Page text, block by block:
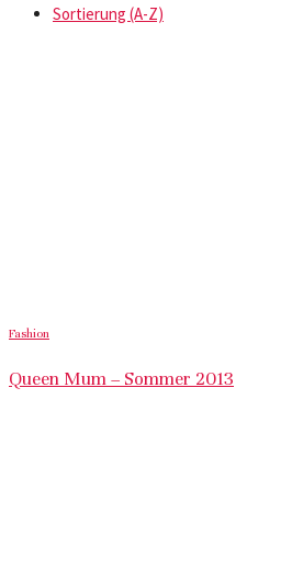
Sortierung (A-Z)
Fashion
Queen Mum – Sommer 2013